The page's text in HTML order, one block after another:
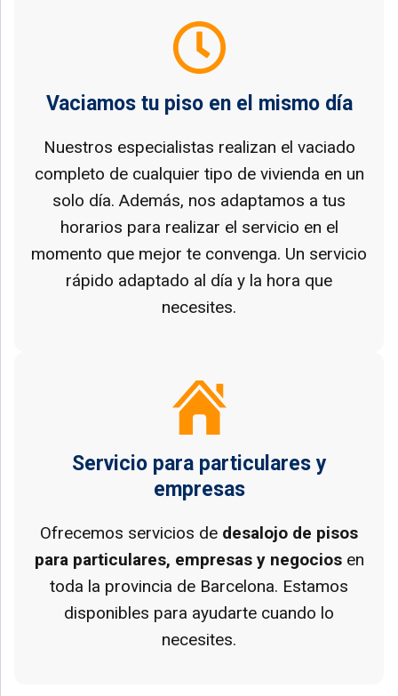
Vaciamos tu piso en el mismo día
Nuestros especialistas realizan el vaciado
completo de cualquier tipo de vivienda en un
solo día. Además, nos adaptamos a tus
horarios para realizar el servicio en el
momento que mejor te convenga. Un servicio
rápido adaptado al día y la hora que
necesites.
Servicio para particulares y
empresas
Ofrecemos servicios de desalojo de pisos
para particulares, empresas y negociosen
toda la provincia de Barcelona. Estamos
disponibles para ayudarte cuando lo
necesites.